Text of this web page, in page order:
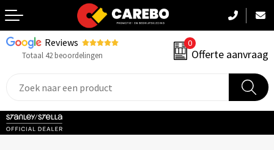
Reviews
Totaal 42 beoordelingen
0
Offerte aanvraag
Terug
Sportkleding